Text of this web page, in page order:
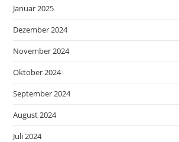
Januar 2025
Dezember 2024
November 2024
Oktober 2024
September 2024
August 2024
Juli 2024